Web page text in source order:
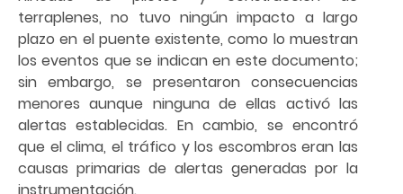
terraplenes, no tuvo ningún impacto a largo
plazo en el puente existente, como lo muestran
los eventos que se indican en este documento;
sin embargo, se presentaron consecuencias
menores aunque ninguna de ellas activó las
alertas establecidas. En cambio, se encontró
que el clima, el tráfico y los escombros eran las
causas primarias de alertas generadas por la
instrumentación.